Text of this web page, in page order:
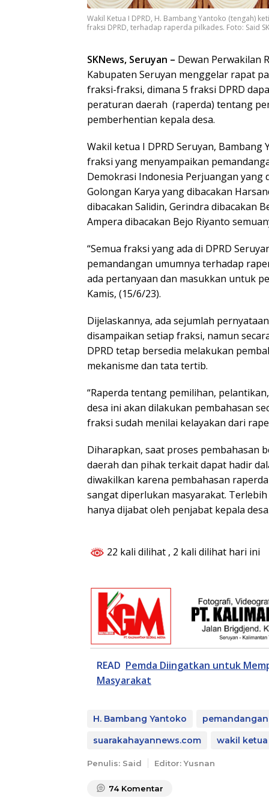
Wakil Ketua I DPRD, H. Bambang Yantoko (tengah)
fraksi DPRD, terhadap raperda pilkades. Foto: Said
SKNews, Seruyan – Dewan Perwakilan
Kabupaten Seruyan menggelar rapat
fraksi-fraksi, dimana 5 fraksi DPRD
peraturan daerah (raperda) tentang
pemberhentian kepala desa.
Wakil ketua I DPRD Seruyan,
fraksi yang menyampaikan
Demokrasi Indonesia Perjuangan yang
Golongan Karya yang dibacakan
dibacakan Salidin, Gerindra dibacakan
Ampera dibacakan Bejo Riyanto
“Semua fraksi yang ada di DPRD
pemandangan umumnya terhadap
ada pertanyaan dan masukkan untuk
Kamis, (15/6/23).
Dijelaskannya, ada sejumlah
disampaikan setiap fraksi, namun
DPRD tetap bersedia melakukan
mekanisme dan tata tertib.
“Raperda tentang pemilihan,
desa ini akan dilakukan pembahasan
fraksi sudah menilai kelayakan dari
Diharapkan, saat proses pembahasan
daerah dan pihak terkait dapat hadir
diwakilkan karena pembahasan
sangat diperlukan masyarakat.
hanya dijabat oleh penjabat kepala
22 kali dilihat , 2 kali dilihat hari ini
READ Pemda Diingatkan untuk
Masyarakat
H. Bambang Yantoko
suarakahayannews.com
wakil ketua
Penulis: Said Editor: Yusnan
74 Komentar